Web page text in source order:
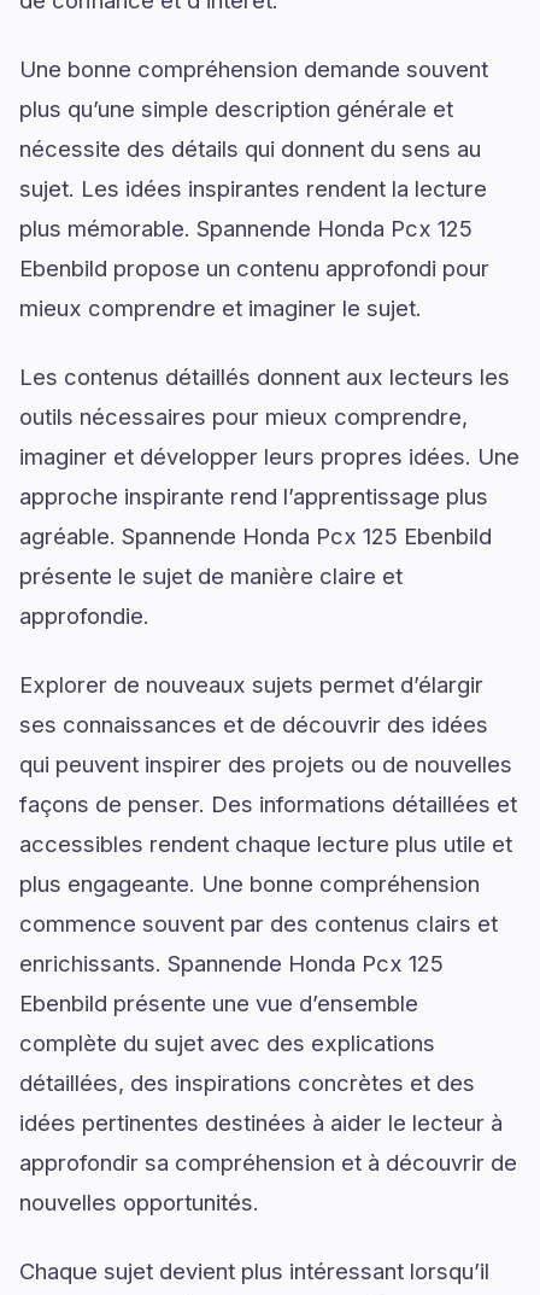
Une bonne compréhension demande souvent
plus qu’une simple description générale et
nécessite des détails qui donnent du sens au
sujet. Les idées inspirantes rendent la lecture
plus mémorable. Spannende Honda Pcx 125
Ebenbild propose un contenu approfondi pour
mieux comprendre et imaginer le sujet.
Les contenus détaillés donnent aux lecteurs les
outils nécessaires pour mieux comprendre,
imaginer et développer leurs propres idées. Une
approche inspirante rend l’apprentissage plus
agréable. Spannende Honda Pcx 125 Ebenbild
présente le sujet de manière claire et
approfondie.
Explorer de nouveaux sujets permet d’élargir
ses connaissances et de découvrir des idées
qui peuvent inspirer des projets ou de nouvelles
façons de penser. Des informations détaillées et
accessibles rendent chaque lecture plus utile et
plus engageante. Une bonne compréhension
commence souvent par des contenus clairs et
enrichissants. Spannende Honda Pcx 125
Ebenbild présente une vue d’ensemble
complète du sujet avec des explications
détaillées, des inspirations concrètes et des
idées pertinentes destinées à aider le lecteur à
approfondir sa compréhension et à découvrir de
nouvelles opportunités.
Chaque sujet devient plus intéressant lorsqu’il